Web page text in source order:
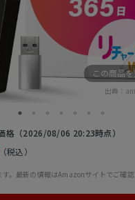
この商品
出典：
格（2026/08/06 20:23時点）
（税込）
。最新の情報はAmazonサイトでご確認